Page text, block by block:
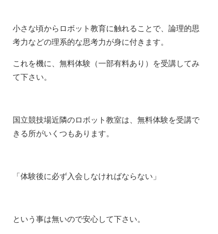
小さな頃からロボット教育に触れることで、論理的思
考力などの理系的な思考力が身に付きます。
これを機に、無料体験（一部有料あり）を受講してみ
て下さい。
国立競技場近隣のロボット教室は、無料体験を受講で
きる所がいくつもあります。
「体験後に必ず入会しなければならない」
という事は無いので安心して下さい。